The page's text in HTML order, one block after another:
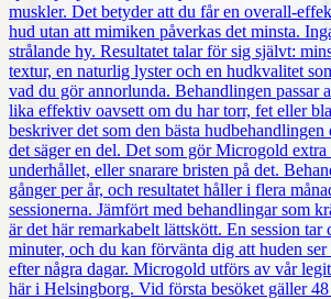
muskler. Det betyder att du får en overall-
hud utan att mimiken påverkas det minsta.
strålande hy. Resultatet talar för sig självt:
textur, en naturlig lyster och en hudkvalitet
vad du gör annorlunda. Behandlingen passar
lika effektiv oavsett om du har torr, fet eller
beskriver det som den bästa
det säger en del. Det som gör Microgold
underhållet, eller snarare bristen på det.
gånger per år, och resultatet håller i flera
sessionerna. Jämfört med behandlingar som
är det här remarkabelt lättskött. En session
minuter, och du kan förvänta dig att huden ser
efter några dagar. Microgold utförs av vår
här i Helsingborg. Vid första besöket gäller